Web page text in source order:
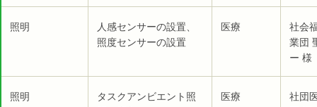
照明
人感センサーの設置、
照度センサーの設置
医療
社会
業団
ー 様
照明
タスクアンビエント照
医療
社団